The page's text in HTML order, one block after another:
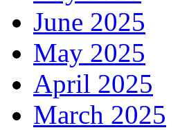
June 2025
May 2025
April 2025
March 2025